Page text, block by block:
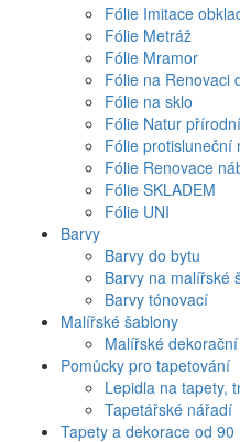
Fólie Imitace
Fólie Metráž
Fólie Mramor
Fólie na Renovaci
Fólie na sklo
Fólie Natur přírodní
Fólie protisluneční
Fólie Renovace
Fólie SKLADEM
Fólie UNI
Barvy
Barvy do bytu
Barvy na malířské
Barvy tónovací
Malířské šablony
Malířské
Pomůcky pro tapetování
Lepidla na tapety,
Tapetářské nářadí
Tapety a dekorace od 90